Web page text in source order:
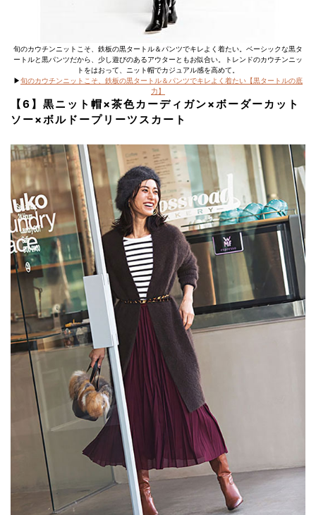
旬のカウチンニットこそ、鉄板の黒タートル＆パンツでキレよく着たい。ベーシックな黒タ
ートルと黒パンツだから、少し遊びのあるアウターともお似合い。トレンドのカウチンニッ
トをはおって、ニット帽でカジュアル感を高めて。
▶︎旬のカウチンニットこそ、鉄板の黒タートル＆パンツでキレよく着たい【黒タートルの底
力】
【6】黒ニット帽×茶色カーディガン×ボーダーカット
ソー×ボルドープリーツスカート